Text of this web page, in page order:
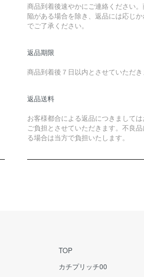
商品到着後速やかにご連絡ください。
陥がある場合を除き、返品には応じ
でご了承ください。
返品期限
商品到着後７日以内とさせていただき
返品送料
お客様都合による返品につきまして
ご負担とさせていただきます。不良
る場合は当方で負担いたします。
TOP
カチプリッチ00